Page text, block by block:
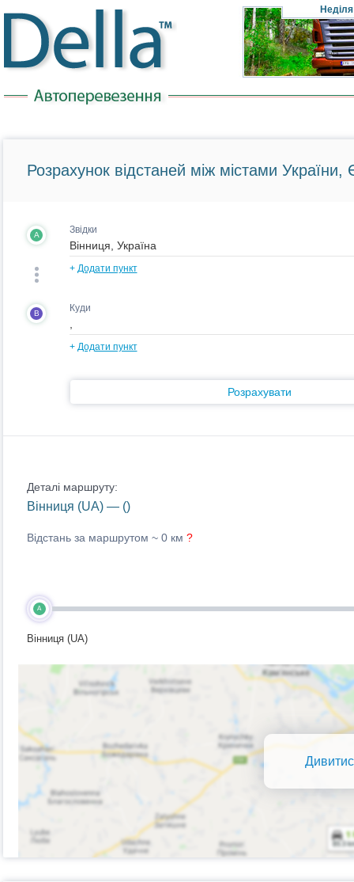
Неділя
Розрахунок відстаней між містами України,
A Звідки
+ Додати пункт
B Куди
+ Додати пункт
Розрахувати
Деталі маршруту:
Вінниця (UA) — ()
Відстань за маршрутом ~ 0 км ?
A
Вінниця (UA)